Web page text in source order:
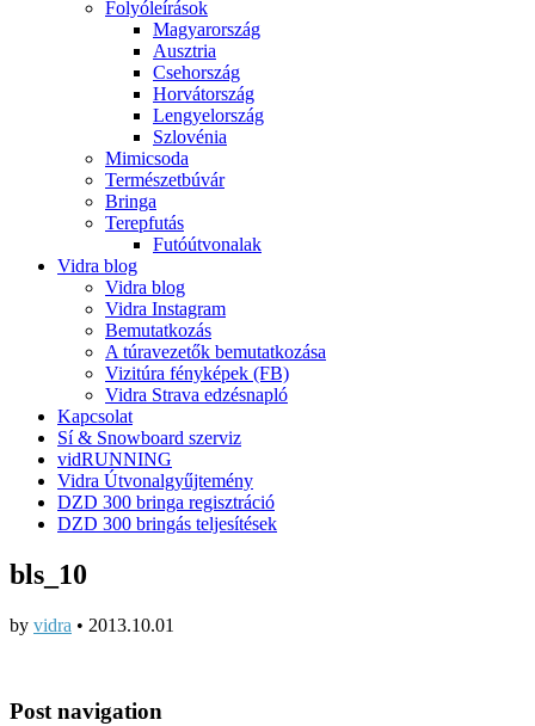
Folyóleírások
Magyarország
Ausztria
Csehország
Horvátország
Lengyelország
Szlovénia
Mimicsoda
Természetbúvár
Bringa
Terepfutás
Futóútvonalak
Vidra blog
Vidra blog
Vidra Instagram
Bemutatkozás
A túravezetők bemutatkozása
Vizitúra fényképek (FB)
Vidra Strava edzésnapló
Kapcsolat
Sí & Snowboard szerviz
vidRUNNING
Vidra Útvonalgyűjtemény
DZD 300 bringa regisztráció
DZD 300 bringás teljesítések
bls_10
by vidra • 2013.10.01
Post navigation